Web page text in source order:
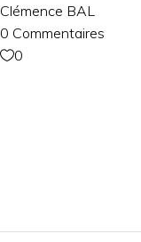
Clémence BAL
0 Commentaires
0